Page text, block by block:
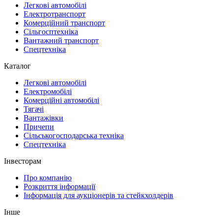
Легкові автомобілі
Електротранспорт
Комерційний транспорт
Сільгосптехніка
Вантажний транспорт
Спецтехніка
Каталог
Легкові автомобілі
Електромобілі
Комерційні автомобілі
Тягачі
Вантажівки
Причепи
Сільськогосподарська техніка
Спецтехніка
Інвесторам
Про компанію
Розкриття інформації
Інформація для аукціонерів та стейкхолдерів
Інше